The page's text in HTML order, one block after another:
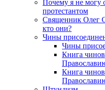
Почему я не могу
протестантом
Священник Олег
кто они?
Чины
Чины
Книга
Книга